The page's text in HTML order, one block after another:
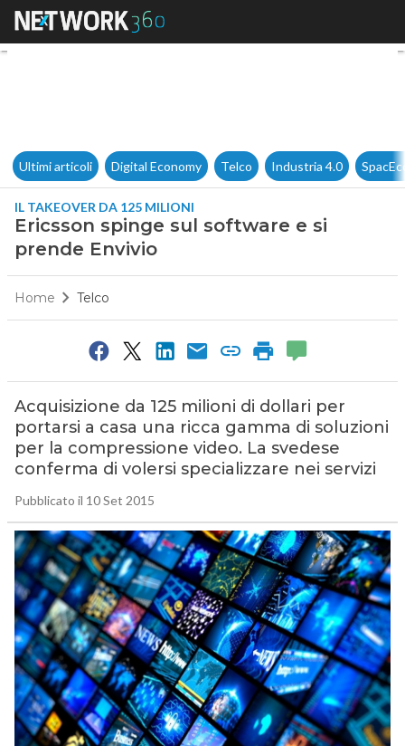
Ericsson spinge sul software
Ultimi articoli Digital Economy Telco Industria 4.0
IL TAKEOVER DA 125 MILIONI
Ericsson spinge sul software e si
prende Envivio
Home Telco
Acquisizione da 125 milioni di dollari per
portarsi a casa una ricca gamma di soluzioni
per la compressione video. La svedese
conferma di volersi specializzare nei servizi
Pubblicato il 10 Set 2015